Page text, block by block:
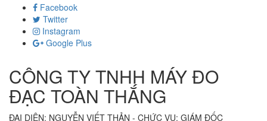
Facebook
Twitter
Instagram
Google Plus
CÔNG TY TNHH MÁY ĐO
ĐẠC TOÀN THẮNG
ĐẠI DIỆN: NGUYỄN VIẾT THẢN - CHỨC VỤ: GIÁM ĐỐC